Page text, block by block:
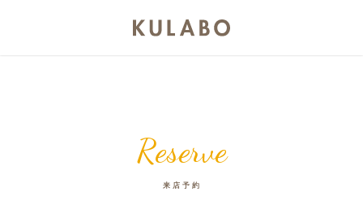
Reserve
来店予約